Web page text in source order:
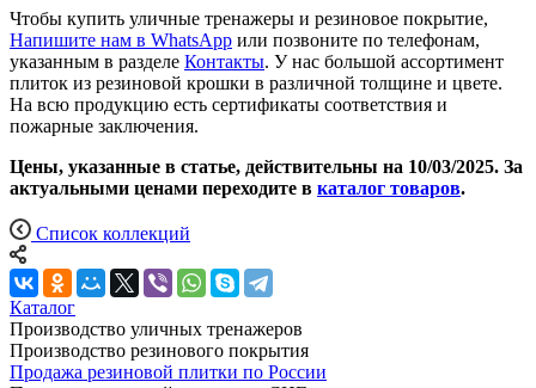
Чтобы купить уличные тренажеры и резиновое покрытие,
Напишите нам в WhatsApp или позвоните по телефонам,
указанным в разделе Контакты. У нас большой ассортимент
плиток из резиновой крошки в различной толщине и цвете.
На всю продукцию есть сертификаты соответствия и
пожарные заключения.
Цены, указанные в статье, действительны на 10/03/2025. За
актуальными ценами переходите в каталог товаров.
Список коллекций
Каталог
Производство уличных тренажеров
Производство резинового покрытия
Продажа резиновой плитки по России